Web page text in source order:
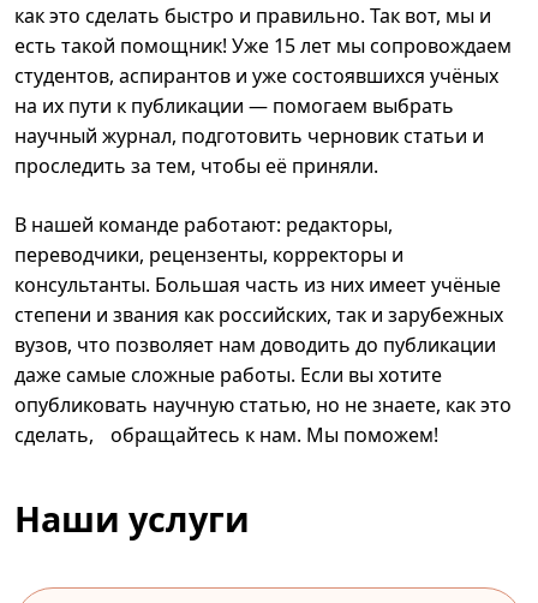
как это сделать быстро и правильно. Так вот, мы и
есть такой помощник! Уже 15 лет мы сопровождаем
студентов, аспирантов и уже состоявшихся учёных
на их пути к публикации — помогаем выбрать
научный журнал, подготовить черновик статьи и
проследить за тем, чтобы её приняли.
В нашей команде работают: редакторы,
переводчики, рецензенты, корректоры и
консультанты. Большая часть из них имеет учёные
степени и звания как российских, так и зарубежных
вузов, что позволяет нам доводить до публикации
даже самые сложные работы. Если вы хотите
опубликовать научную статью, но не знаете, как это
сделать, обращайтесь к нам. Мы поможем!
Наши услуги